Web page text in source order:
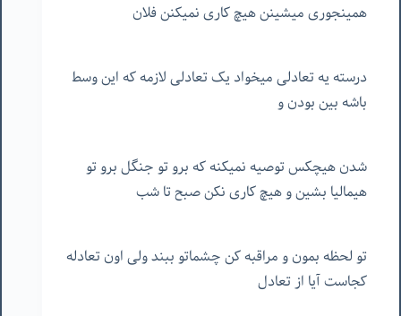
همینجوری میشینن هیچ کاری نمیکنن فلان
درسته یه تعادلی میخواد یک تعادلی لازمه که این وسط
باشه بین بودن و
شدن هیچکس توصیه نمیکنه که برو تو جنگل برو تو
هیمالیا بشین و هیچ کاری نکن صبح تا شب
تو لحظه بمون و مراقبه کن چشماتو ببند ولی اون تعادله
کجاست آیا از تعادل